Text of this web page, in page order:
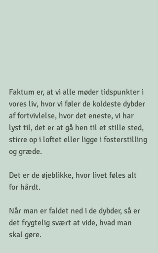
Faktum er, at vi alle møder tidspunkter i
vores liv, hvor vi føler de koldeste dybder
af fortvivlelse, hvor det eneste, vi har
lyst til, det er at gå hen til et stille sted,
stirre op i loftet eller ligge i fosterstilling
og græde.
Det er de øjeblikke, hvor livet føles alt
for hårdt.
Når man er faldet ned i de dybder, så er
det frygtelig svært at vide, hvad man
skal gøre.